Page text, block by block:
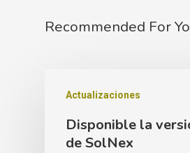
Recommended For
Actualizaciones
Disponible la
de SolNex